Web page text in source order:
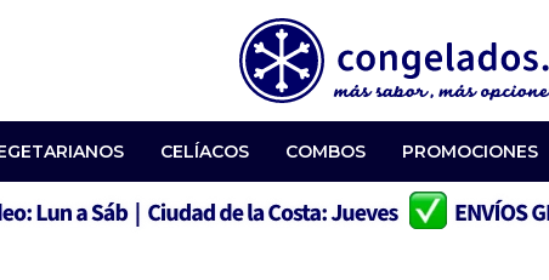
CELÍACOS COMBOS PROMOCIONES